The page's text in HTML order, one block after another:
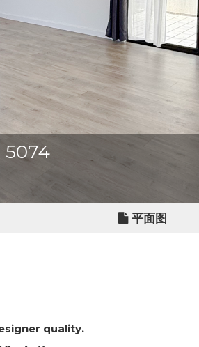
5074
平面图
quality.